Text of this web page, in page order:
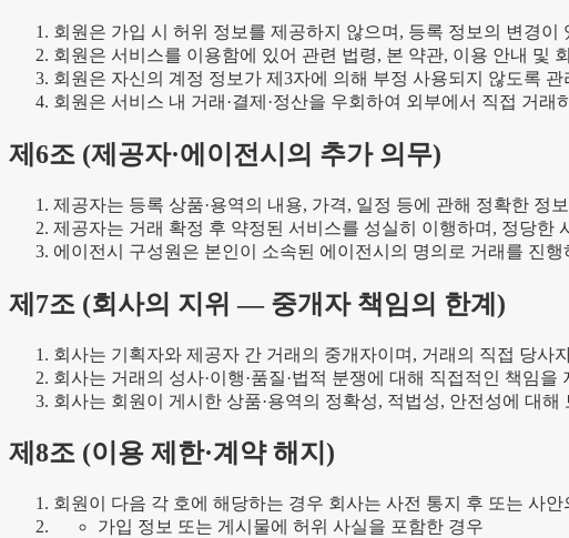
회원은 가입 시 허위 정보를 제공하지 않으며, 등록 정보의 변경이
회원은 서비스를 이용함에 있어 관련 법령, 본 약관, 이용 안내 및
회원은 자신의 계정 정보가 제3자에 의해 부정 사용되지 않도록
회원은 서비스 내 거래·결제·정산을 우회하여 외부에서 직접 거래
제 6조 (제공자·에이전시의 추가 의무)
제공자는 등록 상품·용역의 내용, 가격, 일정 등에 관해 정확한 정
제공자는 거래 확정 후 약정된 서비스를 성실히 이행하며, 정당한
에이전시 구성원은 본인이 소속된 에이전시의 명의로 거래를 진
제 7조 (회사의 지위 — 중개자 책임의 한계 )
회사는 기획자와 제공자 간 거래의 중개자이며, 거래의 직접 당사
회사는 거래의 성사·이행·품질·법적 분쟁에 대해 직접적인 책임
회사는 회원이 게시한 상품·용역의 정확성, 적법성, 안전성에 대해
제 8조 (이용 제한·계약 해지 )
회원이 다음 각 호에 해당하는 경우 회사는 사전 통지 후 또는 사
가입 정보 또는 게시물에 허위 사실을 포함한 경우